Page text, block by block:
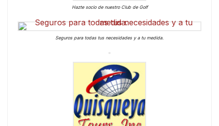
Hazte socio de nuestro Club de Golf
Seguros para todas tus necesidades y a tu medida.